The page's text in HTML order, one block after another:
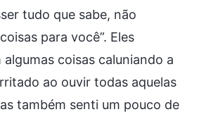
tudo que sabe, não
para você”. Eles
coisas caluniando a
ao ouvir todas aquelas
também senti um pouco de